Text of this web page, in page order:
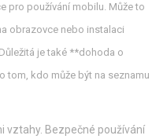
pro používání mobilu. Může to
obrazovce nebo instalaci
je také **dohoda o
tom, kdo může být na seznamu
vztahy. Bezpečné používání